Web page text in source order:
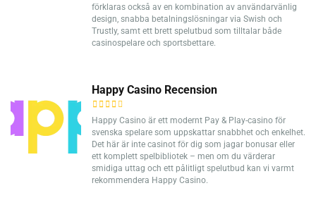
förklaras också av en kombination av användarvänlig
design, snabba betalningslösningar via Swish och
Trustly, samt ett brett spelutbud som tilltalar både
casinospelare och sportsbettare.
Happy Casino Recension
Happy Casino är ett modernt Pay & Play-casino för
svenska spelare som uppskattar snabbhet och enkelhet.
Det här är inte casinot för dig som jagar bonusar eller
ett komplett spelbibliotek – men om du värderar
smidiga uttag och ett pålitligt spelutbud kan vi varmt
rekommendera Happy Casino.